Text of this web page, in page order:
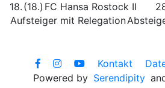
18. (18.) FC Hansa Rostock II
Aufsteiger mit Relegation
Kontakt
Powered by Serendipity